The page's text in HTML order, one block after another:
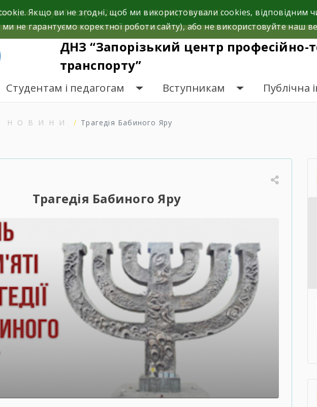
вул. Глісерна, 24а. +38 (068) 354-69-83
ДНЗ “Запорізький центр професійно-
транспорту”
Студентам і педагогам Вступникам Публічна
НОВИНИ Трагедія Бабиного Яру
Трагедія Бабиного Яру
Якщо ви не згодні, щоб ми використовували cookies, відповідним
не гарантуємо коректної роботи сайту), або не використовуйте наш